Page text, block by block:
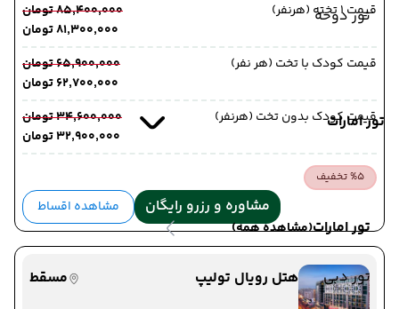
تور دوحه
تور امارات
تور امارات(مشاهده همه)
تور دبی
قیمت 1 تخته (هرنفر)
۸۵٬۴۰۰٬۰۰۰ تومان
۸۱٬۳۰۰٬۰۰۰ تومان
قیمت کودک با تخت (هر نفر)
۶۵٬۹۰۰٬۰۰۰ تومان
۶۲٬۷۰۰٬۰۰۰ تومان
قیمت کودک بدون تخت (هرنفر)
۳۴٬۶۰۰٬۰۰۰ تومان
۳۲٬۹۰۰٬۰۰۰ تومان
%5 تخفیف
مشاوره و رزرو رایگان مشاهده اقساط
هتل رویال تولیپ
مسقط